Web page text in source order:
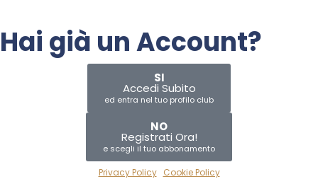
Hai già un Account?
SI
Accedi Subito
ed entra nel tuo profilo club
NO
Registrati Ora!
e scegli il tuo abbonamento
Privacy Policy Cookie Policy